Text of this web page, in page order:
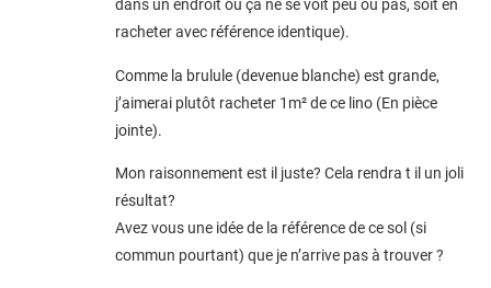
dans un endroit ou ça ne se voit peu ou pas, soit en
racheter avec référence identique).
Comme la brulule (devenue blanche) est grande,
j’aimerai plutôt racheter 1m² de ce lino (En pièce
jointe).
Mon raisonnement est il juste? Cela rendra t il un joli
résultat?
Avez vous une idée de la référence de ce sol (si
commun pourtant) que je n’arrive pas à trouver ?